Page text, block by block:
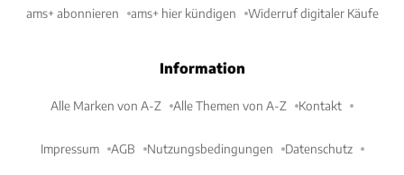
ams+ abonnieren ams+ hier kündigen Widerruf digitaler Käufe
Information
Alle Marken von A-Z Alle Themen von A-Z Kontakt
Impressum AGB Nutzungsbedingungen Datenschutz